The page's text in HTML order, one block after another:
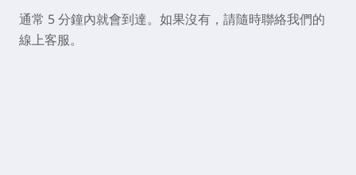
通常 5 分鐘內就會到達。如果沒有，請隨時聯絡我們的
線上客服。